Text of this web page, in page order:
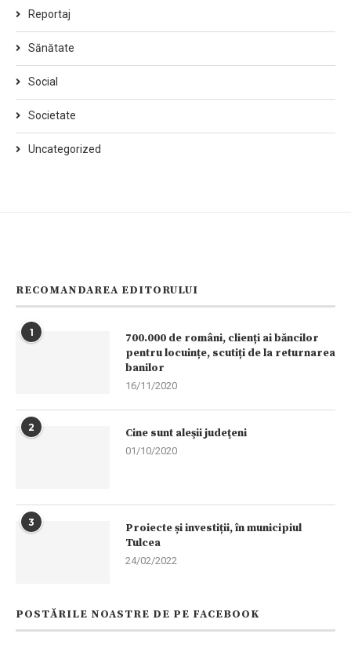
Reportaj
Sănătate
Social
Societate
Uncategorized
RECOMANDAREA EDITORULUI
1
700.000 de români, clienți ai băncilor
pentru locuințe, scutiți de la returnarea
banilor
16/11/2020
2 Cine sunt aleşii judeţeni
01/10/2020
3
Proiecte și investiții, în municipiul
Tulcea
24/02/2022
POSTĂRILE NOASTRE DE PE FACEBOOK